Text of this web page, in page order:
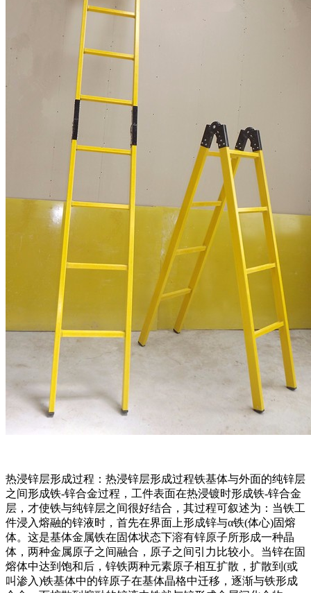
热浸锌层形成过程：热浸锌层形成过程铁基体与外面的纯锌层
之间形成铁-锌合金过程，工件表面在热浸镀时形成铁-锌合金
层，才使铁与纯锌层之间很好结合，其过程可叙述为：当铁工
件浸入熔融的锌液时，首先在界面上形成锌与α铁(体心)固熔
体。这是基体金属铁在固体状态下溶有锌原子所形成一种晶
体，两种金属原子之间融合，原子之间引力比较小。当锌在固
熔体中达到饱和后，锌铁两种元素原子相互扩散，扩散到(或
叫渗入)铁基体中的锌原子在基体晶格中迁移，逐渐与铁形成